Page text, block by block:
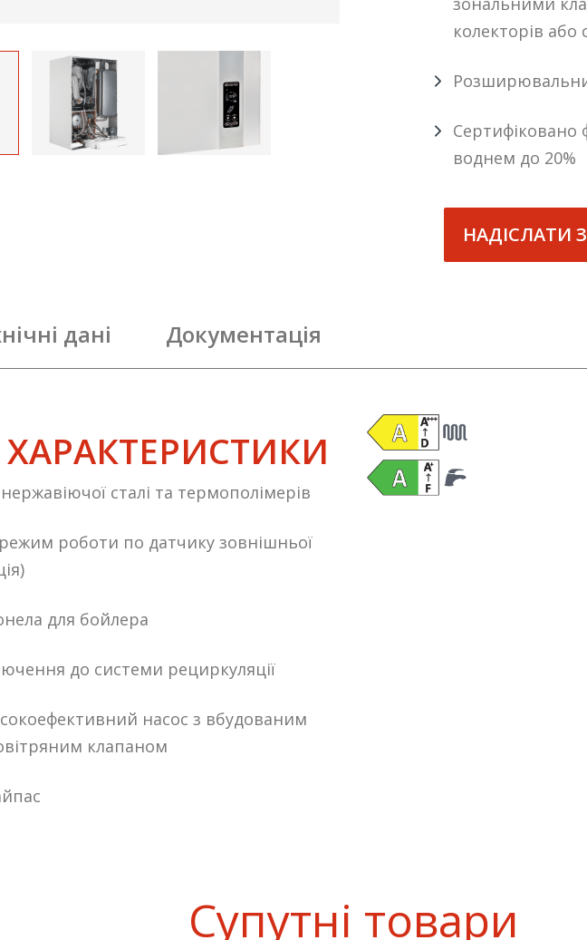
колекторів або
Сертифіковано
воднем до 20%
НАДІСЛАТИ
дані Документація
ХАРАКТЕРИСТИКИ
сталі та термополімерів
роботи по датчику зовнішньої
для бойлера
до системи рециркуляції
насос з вбудованим
клапаном
Супутні товари